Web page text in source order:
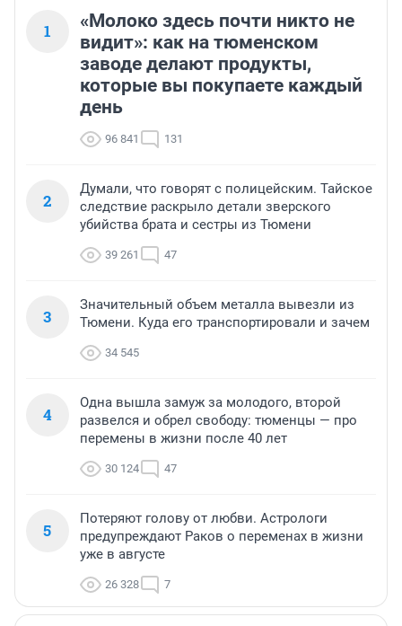
1
«Молоко здесь почти никто не
видит»: как на тюменском
заводе делают продукты,
которые вы покупаете каждый
день
96 841 131
2
Думали, что говорят с полицейским. Тайское
следствие раскрыло детали зверского
убийства брата и сестры из Тюмени
39 261 47
3
Значительный объем металла вывезли из
Тюмени. Куда его транспортировали и зачем
34 545
4
Одна вышла замуж за молодого, второй
развелся и обрел свободу: тюменцы — про
перемены в жизни после 40 лет
30 124 47
5
Потеряют голову от любви. Астрологи
предупреждают Раков о переменах в жизни
уже в августе
26 328 7